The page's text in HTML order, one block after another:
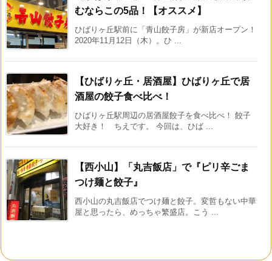
むならこの5品！【オススメ】
ひばりヶ丘駅前に「青山餃子房」が新店オープン！
2020年11月12日（木）。ひ ...
【ひばりヶ丘・居酒屋】ひばりヶ丘で居
酒屋の餃子食べ比べ！
ひばりヶ丘駅周辺の居酒屋餃子を食べ比べ！ 餃子
大好き！ ちえです。 今回は、ひば ...
【西小山】「丸吉飯店」で『ピリ辛ごま
つけ麺と餃子』
西小山の丸吉飯店でつけ麺と餃子。変哲もない中華
屋と思ったら、めっちゃ繁盛店。こう ...